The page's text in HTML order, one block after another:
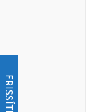
FRISSÍTÉS